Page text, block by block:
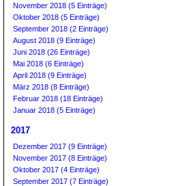
November 2018 (5 Einträge)
Oktober 2018 (5 Einträge)
September 2018 (2 Einträge)
August 2018 (9 Einträge)
Juni 2018 (26 Einträge)
Mai 2018 (6 Einträge)
April 2018 (9 Einträge)
März 2018 (8 Einträge)
Februar 2018 (18 Einträge)
Januar 2018 (5 Einträge)
2017
Dezember 2017 (9 Einträge)
November 2017 (8 Einträge)
Oktober 2017 (4 Einträge)
September 2017 (7 Einträge)